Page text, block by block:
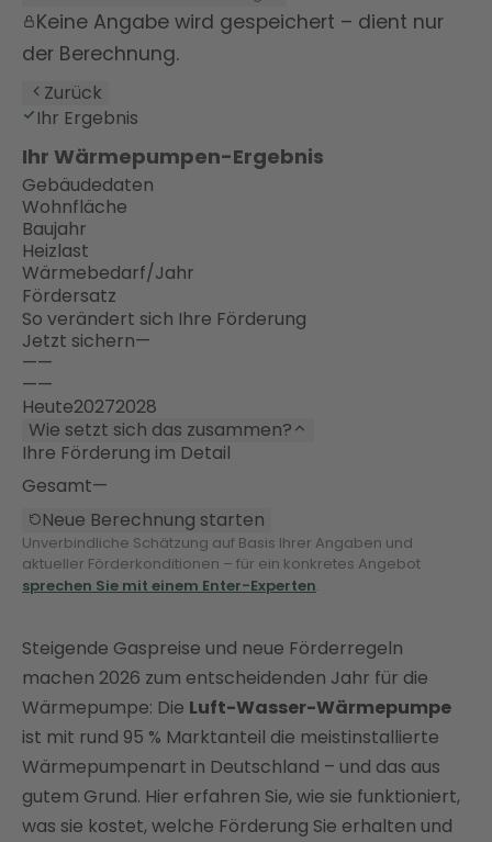
Keine Angabe wird gespeichert – dient nur
der Berechnung.
Zurück
Ihr Ergebnis
Ihr Wärmepumpen-Ergebnis
Gebäudedaten
Wohnfläche
Baujahr
Heizlast
Wärmebedarf/Jahr
Fördersatz
So verändert sich Ihre Förderung
Jetzt sichern—
——
——
Heute20272028
Wie setzt sich das zusammen?
Ihre Förderung im Detail
Gesamt—
Neue Berechnung starten
Unverbindliche Schätzung auf Basis Ihrer Angaben und
aktueller Förderkonditionen – für ein konkretes Angebot
sprechen Sie mit einem Enter-Experten.
Steigende Gaspreise und neue Förderregeln
machen 2026 zum entscheidenden Jahr für die
Wärmepumpe: Die Luft-Wasser-Wärmepumpe
ist mit rund 95 % Marktanteil die meistinstallierte
Wärmepumpenart in Deutschland – und das aus
gutem Grund. Hier erfahren Sie, wie sie funktioniert,
was sie kostet, welche Förderung Sie erhalten und